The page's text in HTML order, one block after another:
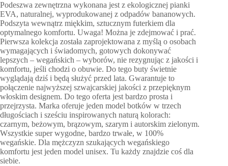
Podeszwa zewnętrzna wykonana jest z ekologicznej pianki
EVA, naturalnej, wyprodukowanej z odpadów bananowych.
Podszyta wewnątrz miękkim, sztucznym futerkiem dla
optymalnego komfortu. Uwaga! Można je zdejmować i prać.
Pierwsza kolekcja została zaprojektowana z myślą o osobach
wymagających i świadomych, gotowych dokonywać
lepszych – wegańskich – wyborów, nie rezygnując z jakości i
komfortu, jeśli chodzi o obuwie. Do tego buty świetnie
wyglądają dziś i będą służyć przed lata. Gwarantuje to
połączenie najwyższej szwajcarskiej jakości z przepięknym
włoskim designem. Do tego oferta jest bardzo prosta i
przejrzysta. Marka oferuje jeden model botków w trzech
długościach i sześciu inspirowanych naturą kolorach:
czarnym, beżowym, brązowym, szarym i autorskim zielonym.
Wszystkie super wygodne, bardzo trwałe, w 100%
wegańskie. Dla mężczyzn szukających wegańskiego
komfortu jest jeden model unisex. Tu każdy znajdzie coś dla
siebie.